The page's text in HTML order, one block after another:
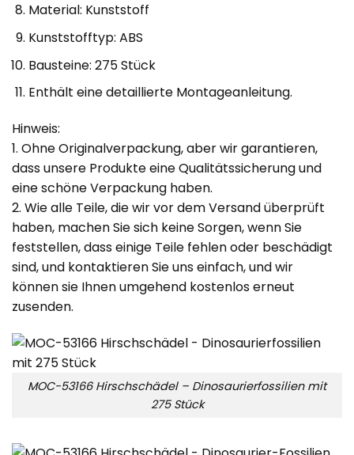
Material: Kunststoff
Kunststofftyp: ABS
Bausteine: 275 Stück
Enthält eine detaillierte Montageanleitung.
Hinweis:
1. Ohne Originalverpackung, aber wir garantieren,
dass unsere Produkte eine Qualitätssicherung und
eine schöne Verpackung haben.
2. Wie alle Teile, die wir vor dem Versand überprüft
haben, machen Sie sich keine Sorgen, wenn Sie
feststellen, dass einige Teile fehlen oder beschädigt
sind, und kontaktieren Sie uns einfach, und wir
können sie Ihnen umgehend kostenlos erneut
zusenden.
MOC-53166 Hirschschädel – Dinosaurierfossilien mit
275 Stück